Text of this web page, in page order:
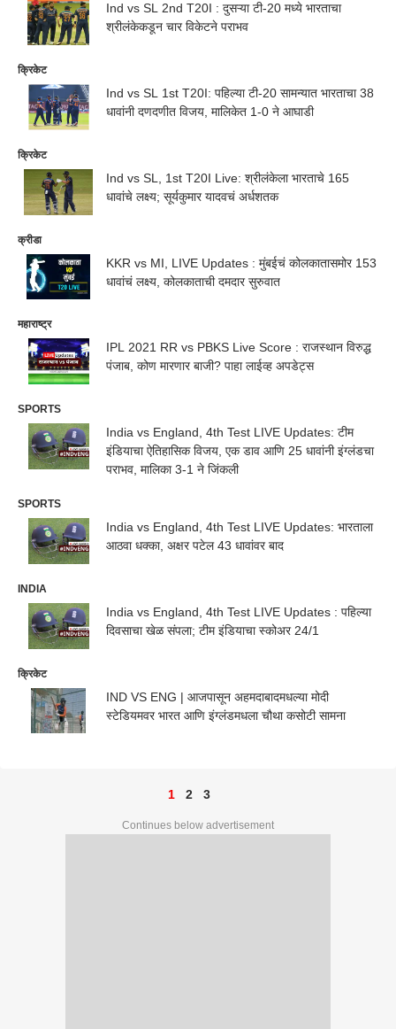
Ind vs SL 2nd T20I : दुसऱ्या टी-20 मध्ये भारताचा
श्रीलंकेकडून चार विकेटने पराभव
क्रिकेट
Ind vs SL 1st T20I: पहिल्या टी-20 सामन्यात भारताचा 38
धावांनी दणदणीत विजय, मालिकेत 1-0 ने आघाडी
क्रिकेट
Ind vs SL, 1st T20I Live: श्रीलंकेला भारताचे 165
धावांचे लक्ष्य; सूर्यकुमार यादवचं अर्धशतक
क्रीडा
KKR vs MI, LIVE Updates : मुंबईचं कोलकातासमोर 153
धावांचं लक्ष्य, कोलकाताची दमदार सुरुवात
महाराष्ट्र
IPL 2021 RR vs PBKS Live Score : राजस्थान विरुद्ध
पंजाब, कोण मारणार बाजी? पाहा लाईव्ह अपडेट्स
SPORTS
India vs England, 4th Test LIVE Updates: टीम
इंडियाचा ऐतिहासिक विजय, एक डाव आणि 25 धावांनी इंग्लंडचा
पराभव, मालिका 3-1 ने जिंकली
SPORTS
India vs England, 4th Test LIVE Updates: भारताला
आठवा धक्का, अक्षर पटेल 43 धावांवर बाद
INDIA
India vs England, 4th Test LIVE Updates : पहिल्या
दिवसाचा खेळ संपला; टीम इंडियाचा स्कोअर 24/1
क्रिकेट
IND VS ENG | आजपासून अहमदाबादमधल्या मोदी
स्टेडियमवर भारत आणि इंग्लंडमधला चौथा कसोटी सामना
1 2 3
Continues below advertisement